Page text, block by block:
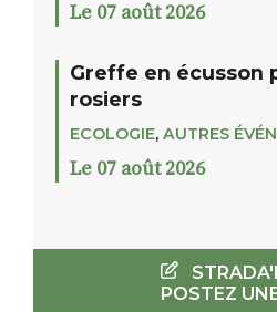
Le 07 août 2026
Greffe en écusson
rosiers
ECOLOGIE, AUTRES
Le 07 août 2026
POSTEZ